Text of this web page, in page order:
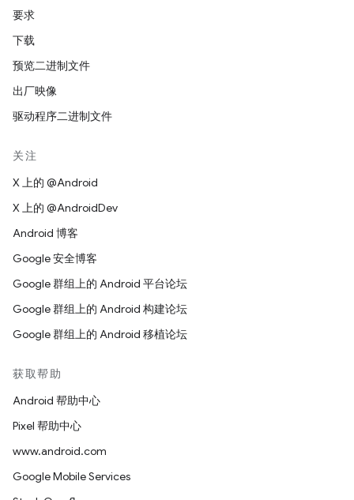
要求
下载
预览二进制文件
出厂映像
驱动程序二进制文件
关注
X 上的 @Android
X 上的 @AndroidDev
Android 博客
Google 安全博客
Google 群组上的 Android 平台论坛
Google 群组上的 Android 构建论坛
Google 群组上的 Android 移植论坛
获取帮助
Android 帮助中心
Pixel 帮助中心
www.android.com
Google Mobile Services